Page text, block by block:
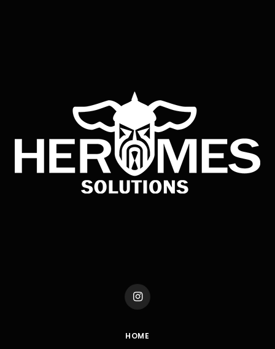
Instagram
HOME